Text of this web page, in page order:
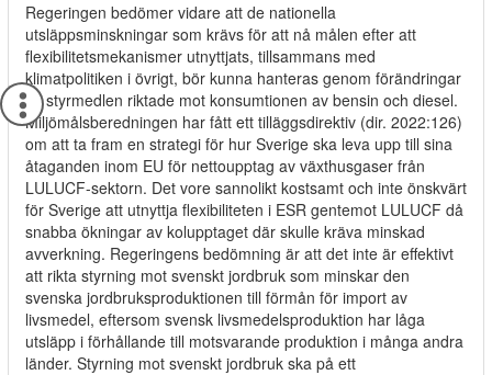
Regeringen bedömer vidare att de nationella
utsläppsminskningar som krävs för att nå målen efter att
flexibilitetsmekanismer utnyttjats, tillsammans med
klimatpolitiken i övrigt, bör kunna hanteras genom förändringar
av styrmedlen riktade mot konsumtionen av bensin och diesel.
Miljömålsberedningen har fått ett tilläggsdirektiv (dir. 2022:126)
om att ta fram en strategi för hur Sverige ska leva upp till sina
åtaganden inom EU för nettoupptag av växthusgaser från
LULUCF-sektorn. Det vore sannolikt kostsamt och inte önskvärt
för Sverige att utnyttja flexibiliteten i ESR gentemot LULUCF då
snabba ökningar av kolupptaget där skulle kräva minskad
avverkning. Regeringens bedömning är att det inte är effektivt
att rikta styrning mot svenskt jordbruk som minskar den
svenska jordbruksproduktionen till förmån för import av
livsmedel, eftersom svensk livsmedelsproduktion har låga
utsläpp i förhållande till motsvarande produktion i många andra
länder. Styrning mot svenskt jordbruk ska på ett